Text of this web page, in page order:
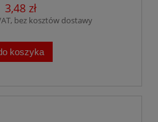
3,48 zł
bez kosztów dostawy
koszyka